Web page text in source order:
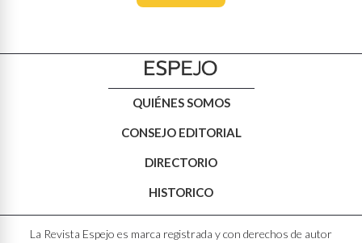
QUIÉNES SOMOS
CONSEJO EDITORIAL
DIRECTORIO
HISTORICO
La Revista Espejo es marca registrada y con derechos de autor